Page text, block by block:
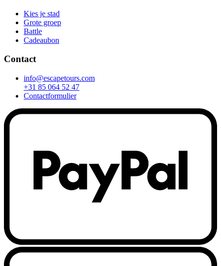
Kies je stad
Grote groep
Battle
Cadeaubon
Contact
info@escapetours.com
+31 85 064 52 47
Contactformulier